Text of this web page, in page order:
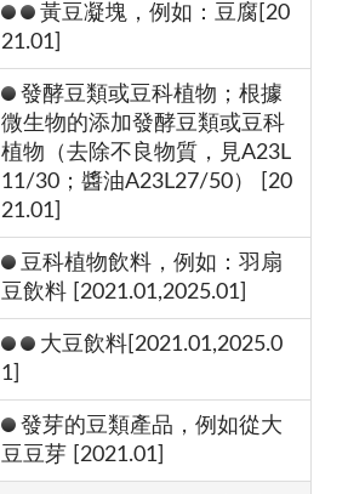
黃豆凝塊，例如：豆腐[20
21.01]
發酵豆類或豆科植物；根據
微生物的添加發酵豆類或豆科
植物（去除不良物質，見A23L
11/30；醬油A23L27/50） [20
21.01]
豆科植物飲料，例如：羽扇
豆飲料 [2021.01,2025.01]
大豆飲料[2021.01,2025.0
1]
發芽的豆類產品，例如從大
豆豆芽 [2021.01]